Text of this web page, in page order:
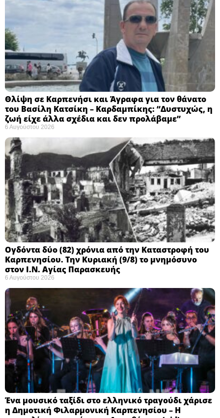
Θλίψη σε Καρπενήσι και Άγραφα για τον θάνατο
του Βασίλη Κατσίκη – Καρδαμπίκης: “Δυστυχώς, η
ζωή είχε άλλα σχέδια και δεν προλάβαμε”
6 Αυγούστου 2026
Ογδόντα δύο (82) χρόνια από την Καταστροφή του
Καρπενησίου. Την Κυριακή (9/8) το μνημόσυνο
στον Ι.Ν. Αγίας Παρασκευής
6 Αυγούστου 2026
Ένα μουσικό ταξίδι στο ελληνικό τραγούδι χάρισε
η Δημοτική Φιλαρμονική Καρπενησίου – Η